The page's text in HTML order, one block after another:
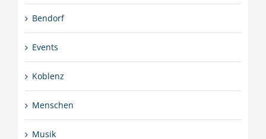
Bendorf
Events
Koblenz
Menschen
Musik